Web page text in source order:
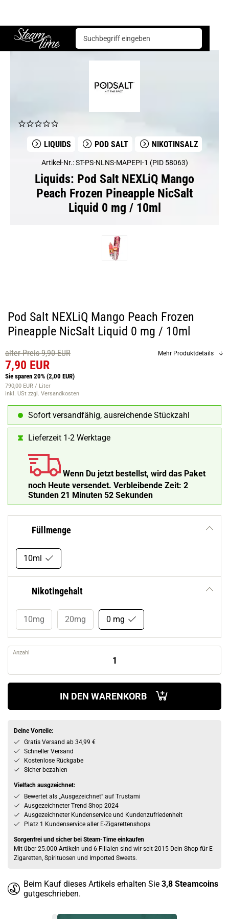
Steam time
Liquids Pod Salt NEXLiQ Mango Peach Frozen Pineapple NicSalt Liquid 0 mg / 10ml
LIQUIDS POD SALT NIKOTINSALZ
Artikel-Nr.: ST-PS-NLNS-MAPEPI-1 (PID 58063)
Liquids: Pod Salt NEXLiQ Mango
Peach Frozen Pineapple NicSalt
Liquid 0 mg / 10ml
Pod Salt NEXLiQ Mango Peach Frozen
Pineapple NicSalt Liquid 0 mg / 10ml
alter Preis 9,90 EUR
7,90 EUR
Sie sparen 20% (2,00 EUR)
790,00 EUR / Liter
inkl. USt zzgl. Versandkosten
Mehr Produktdetails
Sofort versandfähig, ausreichende Stückzahl
Lieferzeit 1-2 Werktage
Wenn Du jetzt bestellst, wird das Paket
noch Heute versendet. Verbleibende Zeit: 2
Stunden 21 Minuten 51 Sekunden
Füllmenge
10ml
Nikotingehalt
10mg 20mg 0 mg
Anzahl
IN DEN WARENKORB
Deine Vorteile:
Gratis Versand ab 34,99 €
Schneller Versand
Kostenlose Rückgabe
Sicher bezahlen
Vielfach ausgzeichnet:
Bewertet als „Ausgezeichnet” auf Trustami
Ausgezeichneter Trend Shop 2024
Ausgezeichneter Kundenservice und Kundenzufriedenheit
Platz 1 Kundenservice aller E-Zigarettenshops
Sorgenfrei und sicher bei Steam-Time einkaufen
Mit über 25.000 Artikeln und 6 Filialen sind wir seit 2015 Dein Shop für E-
Zigaretten, Spirituosen und Imported Sweets.
Beim Kauf dieses Artikels erhalten Sie 3,8 Steamcoins
gutgeschrieben.